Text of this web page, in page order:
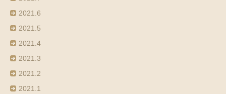
2021.6
2021.5
2021.4
2021.3
2021.2
2021.1